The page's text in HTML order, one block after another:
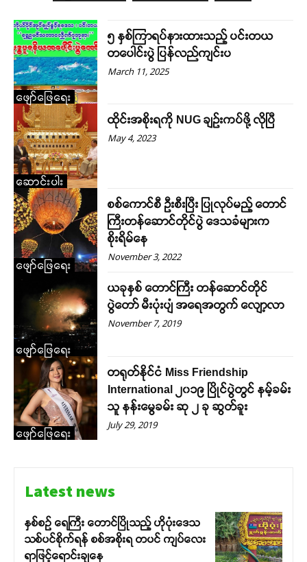
ဖျော်ဖြေရေး
၅ နှစ်ကြာရပ်နားထားသည့် ပင်းတယ
တပေါင်းပွဲ ပြန်လည်ကျင်းပ
March 11, 2025
ဆောင်းပါး
ထိုင်းအစိုးရကို NUG ချဉ်းကပ်ဖို့ လိုပြီ
May 4, 2023
ဖျော်ဖြေရေး
စစ်ကောင်စီ ဦးစီးပြီး ပြုလုပ်မည့် တောင်
ကြီးတန်ဆောင်တိုင်ပွဲ ဒေသခံများက
စိုးရိမ်နေ
November 3, 2022
ဖျော်ဖြေရေး
ယခုနှစ် တောင်ကြီး တန်ဆောင်တိုင်
ပွဲတော် မီးပုံးပျံ အရေအတွက် လျော့လာ
November 7, 2019
ဖျော်ဖြေရေး
တရုတ်နိုင်ငံ Miss Friendship
International ၂၀၁၉ ပြိုင်ပွဲတွင် နမ့်ခမ်း
သူ နန်းမွေခမ်း ဆု ၂ ခု ဆွတ်ခူး
July 29, 2019
Latest news
နှစ်စဉ် ရေကြီး တောင်ပြိုသည့် ဟိုပုံးဒေသ
သစ်ပင်စိုက်ရန် စစ်အစိုးရ တပင် ကျပ်လေး
ရာဖြင့်ရောင်းချနေ